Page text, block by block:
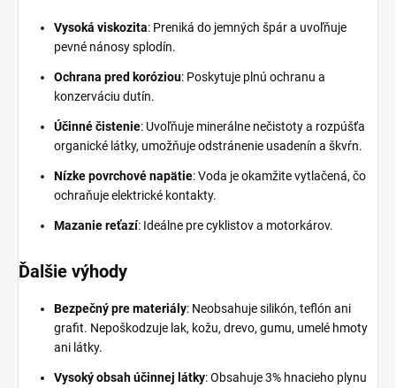
Vysoká viskozita: Preniká do jemných špár a uvoľňuje
pevné nánosy splodín.
Ochrana pred koróziou: Poskytuje plnú ochranu a
konzerváciu dutín.
Účinné čistenie: Uvoľňuje minerálne nečistoty a rozpúšťa
organické látky, umožňuje odstránenie usadenín a škvŕn.
Nízke povrchové napätie: Voda je okamžite vytlačená, čo
ochraňuje elektrické kontakty.
Mazanie reťazí: Ideálne pre cyklistov a motorkárov.
Ďalšie výhody
Bezpečný pre materiály: Neobsahuje silikón, teflón ani
grafit. Nepoškodzuje lak, kožu, drevo, gumu, umelé hmoty
ani látky.
Vysoký obsah účinnej látky: Obsahuje 3% hnacieho plynu